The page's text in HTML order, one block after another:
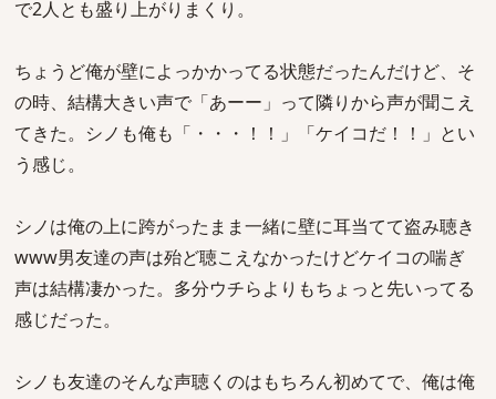
で2人とも盛り上がりまくり。
ちょうど俺が壁によっかかってる状態だったんだけど、そ
の時、結構大きい声で「あーー」って隣りから声が聞こえ
てきた。シノも俺も「・・・！！」「ケイコだ！！」とい
う感じ。
シノは俺の上に跨がったまま一緒に壁に耳当てて盗み聴き
www男友達の声は殆ど聴こえなかったけどケイコの喘ぎ
声は結構凄かった。多分ウチらよりもちょっと先いってる
感じだった。
シノも友達のそんな声聴くのはもちろん初めてで、俺は俺